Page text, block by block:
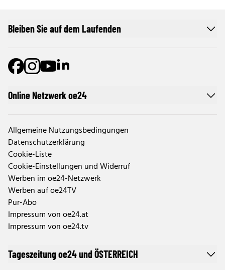
Online Netzwerk oe24
Allgemeine Nutzungsbedingungen
Datenschutzerklärung
Cookie-Liste
Cookie-Einstellungen und Widerruf
Werben im oe24-Netzwerk
Werben auf oe24TV
Pur-Abo
Impressum von oe24.at
Impressum von oe24.tv
Tageszeitung oe24 und ÖSTERREICH
Bleiben Sie auf dem Laufenden